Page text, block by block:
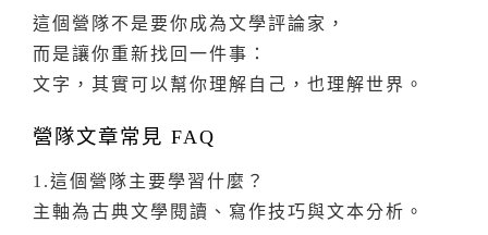
這個營隊不是要你成為文學評論家，
而是讓你重新找回一件事：
文字，其實可以幫你理解自己，也理解世界。
營隊文章常見 FAQ
1.這個營隊主要學習什麼？
主軸為古典文學閱讀、寫作技巧與文本分析。